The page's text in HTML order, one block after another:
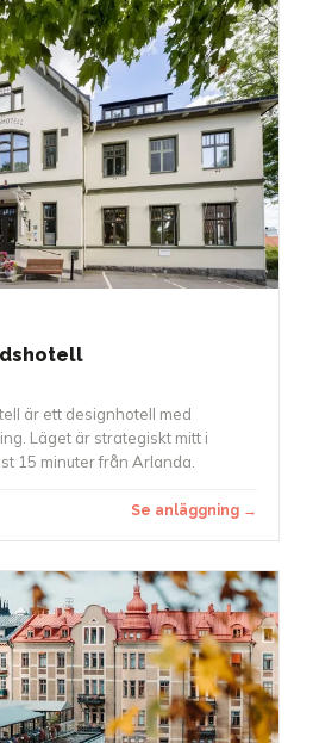
är ett designhotell med
Läget är strategiskt mitt i
15 minuter från Arlanda.
Se anläggning →